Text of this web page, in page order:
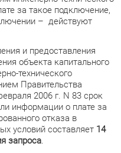
за такое подключение,
– действуют
и предоставления
объекта капитального
технического
Правительства
2006 г. N 83 срок
информации о плате за
отказа в
условий составляет 14
запроса.